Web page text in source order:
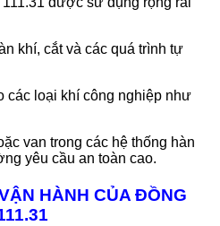
khí, cắt và các quá trình tự
các loại khí công nghiệp như
van trong các hệ thống hàn
yêu cầu an toàn cao.
HÀNH CỦA ĐỒNG